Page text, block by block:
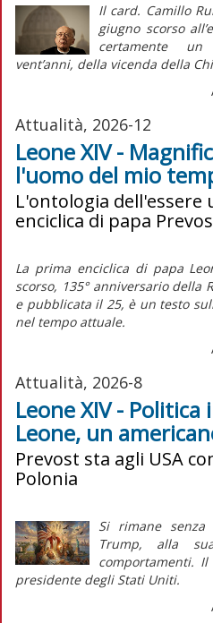
Il card. Camillo
giugno scorso
certamente
vent’anni, della vicenda della
Attualità, 2026-12
Leone XIV -
l'uomo del mio
L'ontologia dell'essere
enciclica di papa
La prima enciclica di papa
scorso, 135° anniversario della
e pubblicata il 25, è un testo
nel tempo attuale.
Attualità, 2026-8
Leone XIV -
Leone, un
Prevost sta agli USA
Polonia
Si rimane
Trump, alla
comportamenti.
presidente degli Stati Uniti.